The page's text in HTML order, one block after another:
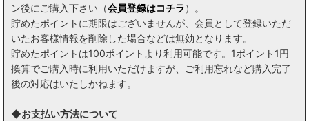
ン後にご購入下さい（会員登録はコチラ ）。
貯めたポイントに期限はございませんが、会員として登録いただ
いたお客様情報を削除した場合などは無効となります。
貯めたポイントは100ポイントより利用可能です。1ポイント1円
換算でご購入時に利用いただけますが、ご利用忘れなど購入完了
後の対応はいたしかねます。
◆お支払い方法について